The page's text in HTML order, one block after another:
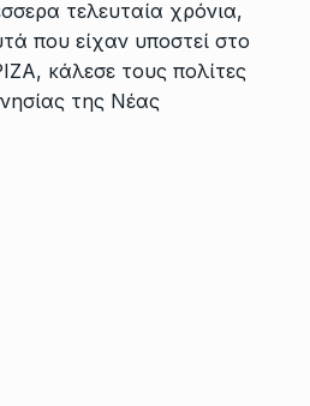
τελευταία χρόνια,
που είχαν υποστεί στο
κάλεσε τους πολίτες
της Νέας